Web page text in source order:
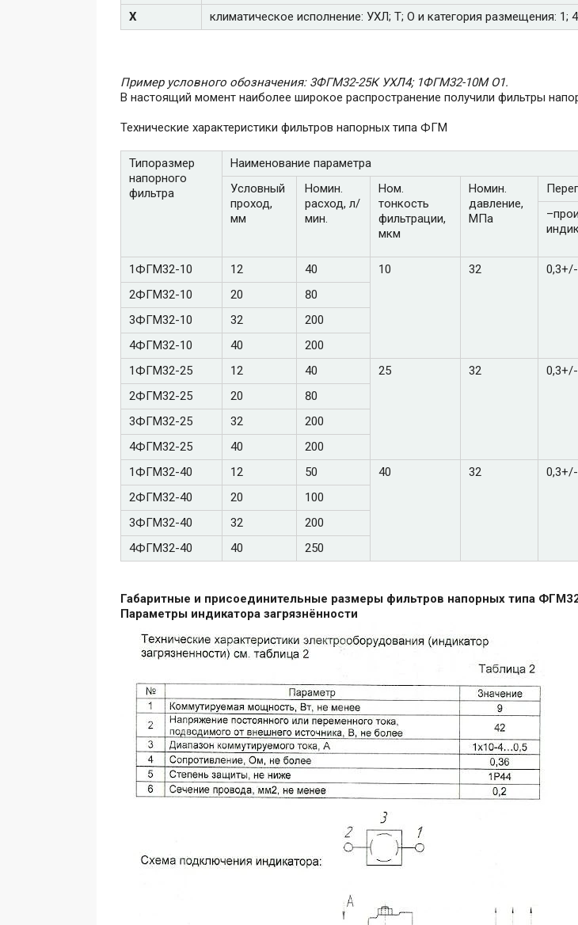
Х
климатическое исполнение: УХЛ; Т; О и категория размещения: 1; 4
Пример условного обозначения: 3ФГМ32-25К УХЛ4; 1ФГМ32-10М О1.
В настоящий момент наиболее широкое распространение получили фильтры
Технические характеристики фильтров напорных типа ФГМ
Типоразмер
напорного
фильтра
Наименование параметра
Условный
проход,
мм
Номин.
расход, л/
мин.
Ном.
тонкость
фильтрации,
мкм
Номин.
давление,
МПа
1ФГМ32-10
12 40 10 32
2ФГМ32-10
20 80
3ФГМ32-10
32 200
4ФГМ32-10
40 200
1ФГМ32-25
12 40 25 32
2ФГМ32-25
20 80
3ФГМ32-25
32 200
4ФГМ32-25
40 200
1ФГМ32-40
12 50 40 32
2ФГМ32-40
20 100
3ФГМ32-40
32 200
4ФГМ32-40
40 250
Габаритные и присоединительные размеры фильтров напорных типа
Параметры индикатора загрязнённости